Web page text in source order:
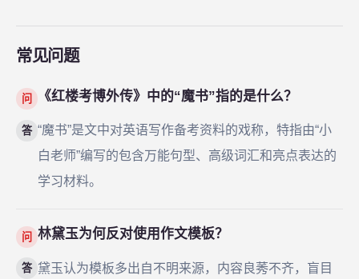
常见问题
问 《红楼考博外传》中的“魔书”指的是什么？
答 “魔书”是文中对英语写作备考资料的戏称，特指由“小
白老师”编写的包含万能句型、高级词汇和亮点表达的
学习材料。
问 林黛玉为何反对使用作文模板？
答 黛玉认为模板多出自不明来源，内容良莠不齐，盲目